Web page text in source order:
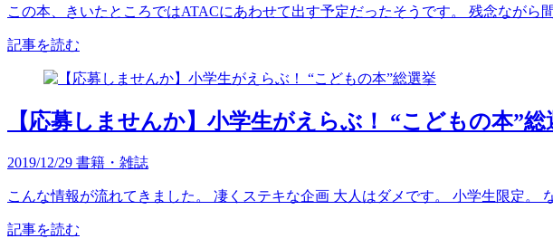
この本、きいたところではATACにあわせて出す予定だったそうです。 残念ながら
記事を読む
【応募しませんか】小学生がえらぶ！ “こどもの本”総
2019/12/29 書籍・雑誌
こんな情報が流れてきました。 凄くステキな企画 大人はダメです。 小学生限定。
記事を読む